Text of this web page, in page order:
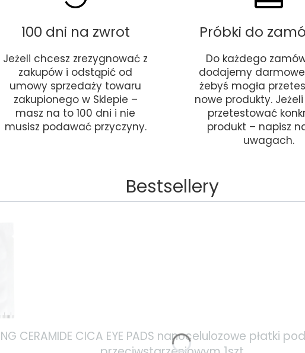
100 dni na zwrot
Jeżeli chcesz zrezygnować z
zakupów i odstąpić od
umowy sprzedaży towaru
zakupionego w Sklepie –
masz na to 100 dni i nie
musisz podawać przyczyny.
Próbki do
Do każdego
dodajemy
żebyś mogła
nowe produkty.
przetestować
produkt – napisz
uwagach.
Bestsellery
CERAMIDE CICA EYE PADS nanocelulozowe płatki